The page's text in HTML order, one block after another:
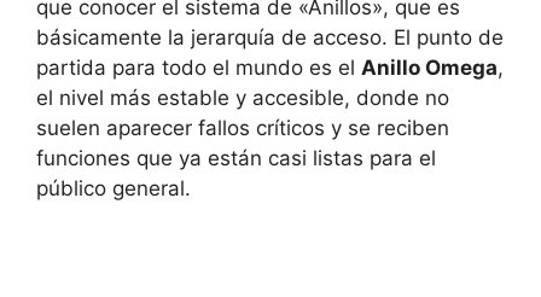
que conocer el sistema de «Anillos», que es
básicamente la jerarquía de acceso. El punto de
partida para todo el mundo es el Anillo Omega,
el nivel más estable y accesible, donde no
suelen aparecer fallos críticos y se reciben
funciones que ya están casi listas para el
público general.